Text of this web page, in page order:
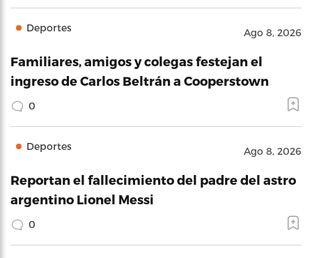
Deportes Ago 8, 2026
Familiares, amigos y colegas festejan el
ingreso de Carlos Beltrán a Cooperstown
0
Deportes Ago 8, 2026
Reportan el fallecimiento del padre del astro
argentino Lionel Messi
0